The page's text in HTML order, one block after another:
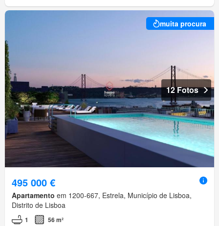
muita procura
12 Fotos
495 000 €
Apartamento em 1200-667, Estrela, Município de Lisboa,
Distrito de Lisboa
1 56 m²